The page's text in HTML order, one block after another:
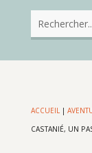
ACCUEIL|
CASTANIÉ, UN